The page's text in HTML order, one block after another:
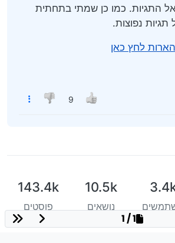
התגיות. כמו כן שמתי בתחתית
נפוצות.
לחץ כאן
9
10.5k
נושאים
143.4k
פוסטים
1 / 1